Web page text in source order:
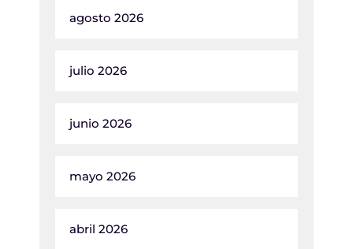
agosto 2026
julio 2026
junio 2026
mayo 2026
abril 2026